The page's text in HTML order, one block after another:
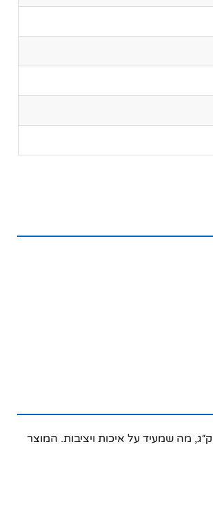
מעורר צג כחול טופז בגוון צהוב – מוצר איכותי ומעוצב בקפידה. המוצר בנוי מחומרים עמידים ומשלב עיצוב מודרני עם פונקציונליות. משקל המוצר הוא 1 ק״ג, מה שמעיד על איכות ויציבות. המוצר